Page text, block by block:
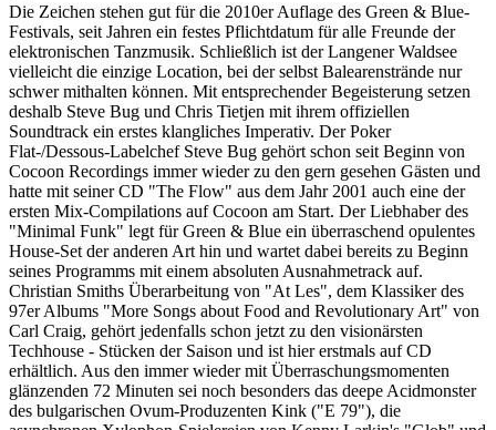
Die Zeichen stehen gut für die 2010er Auflage des Green & Blue-
Festivals, seit Jahren ein festes Pflichtdatum für alle Freunde der
elektronischen Tanzmusik. Schließlich ist der Langener Waldsee
vielleicht die einzige Location, bei der selbst Balearenstrände nur
schwer mithalten können. Mit entsprechender Begeisterung setzen
deshalb Steve Bug und Chris Tietjen mit ihrem offiziellen
Soundtrack ein erstes klangliches Imperativ. Der Poker
Flat-/Dessous-Labelchef Steve Bug gehört schon seit Beginn von
Cocoon Recordings immer wieder zu den gern gesehen Gästen und
hatte mit seiner CD "The Flow" aus dem Jahr 2001 auch eine der
ersten Mix-Compilations auf Cocoon am Start. Der Liebhaber des
"Minimal Funk" legt für Green & Blue ein überraschend opulentes
House-Set der anderen Art hin und wartet dabei bereits zu Beginn
seines Programms mit einem absoluten Ausnahmetrack auf.
Christian Smiths Überarbeitung von "At Les", dem Klassiker des
97er Albums "More Songs about Food and Revolutionary Art" von
Carl Craig, gehört jedenfalls schon jetzt zu den visionärsten
Techhouse - Stücken der Saison und ist hier erstmals auf CD
erhältlich. Aus den immer wieder mit Überraschungsmomenten
glänzenden 72 Minuten sei noch besonders das deepe Acidmonster
des bulgarischen Ovum-Produzenten Kink ("E 79"), die